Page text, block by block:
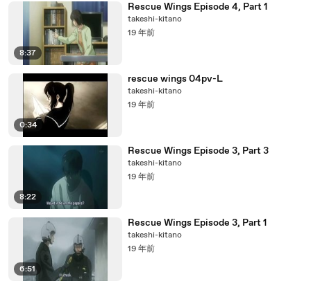
8:37
Rescue Wings Episode 4, Part 1
takeshi-kitano
19 年前
0:34
rescue wings 04pv-L
takeshi-kitano
19 年前
8:22
Rescue Wings Episode 3, Part 3
takeshi-kitano
19 年前
6:51
Rescue Wings Episode 3, Part 1
takeshi-kitano
19 年前